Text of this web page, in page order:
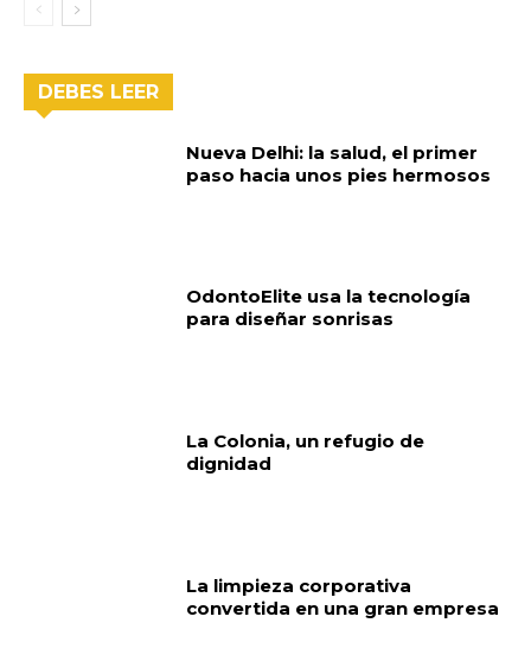
DEBES LEER
Nueva Delhi: la salud, el primer
paso hacia unos pies hermosos
OdontoElite usa la tecnología
para diseñar sonrisas
La Colonia, un refugio de
dignidad
La limpieza corporativa
convertida en una gran empresa